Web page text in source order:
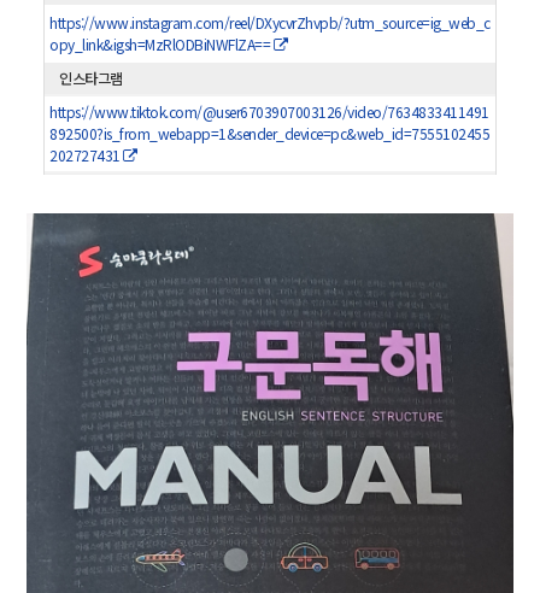
https://www.instagram.com/reel/DXycvrZhvpb/?utm_source=ig_web_c
opy_link&igsh=MzRlODBiNWFlZA==
인스타그램
https://www.tiktok.com/@user6703907003126/video/7634833411491
892500?is_from_webapp=1&sender_device=pc&web_id=7555102455
202727431